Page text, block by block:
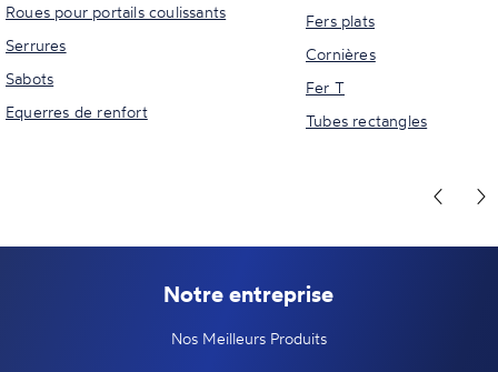
Roues pour portails coulissants
Serrures
Sabots
Equerres de renfort
Fers plats
Cornières
Fer T
Tubes rectangles
Notre entreprise
Nos Meilleurs Produits